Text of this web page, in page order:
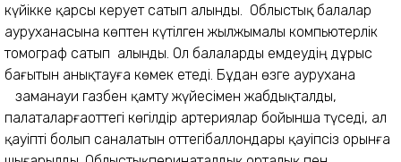
күйікке қарсы керует сатып алынды. Облыстық балалар
ауруханасына көптен күтілген жылжымалы компьютерлік
томограф сатып алынды. Ол балаларды емдеудің дұрыс
бағытын анықтауға көмек етеді. Бұдан өзге аурухана
заманауи газбен қамту жүйесімен жабдықталды,
палаталарғаоттегі көгілдір артериялар бойынша түседі, ал
қауіпті болып саналатын оттегібаллондары қауіпсіз орынға